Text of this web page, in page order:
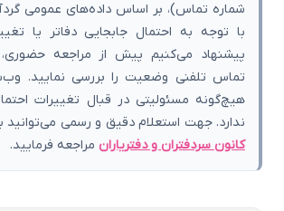
شماره تماس)، بر اساس داده‌های عمومی
با توجه به احتمال جابجایی دفاتر یا
پیشنهاد می‌کنیم پیش از مراجعه
تماس تلفنی وضعیت را بررسی نمایید.
هیچ‌گونه مسئولیتی در قبال تغییرات
ندارد. جهت استعلام دقیق و رسمی می‌توانید
کانون سردفتران و دفتریاران مراجعه فرمایید.